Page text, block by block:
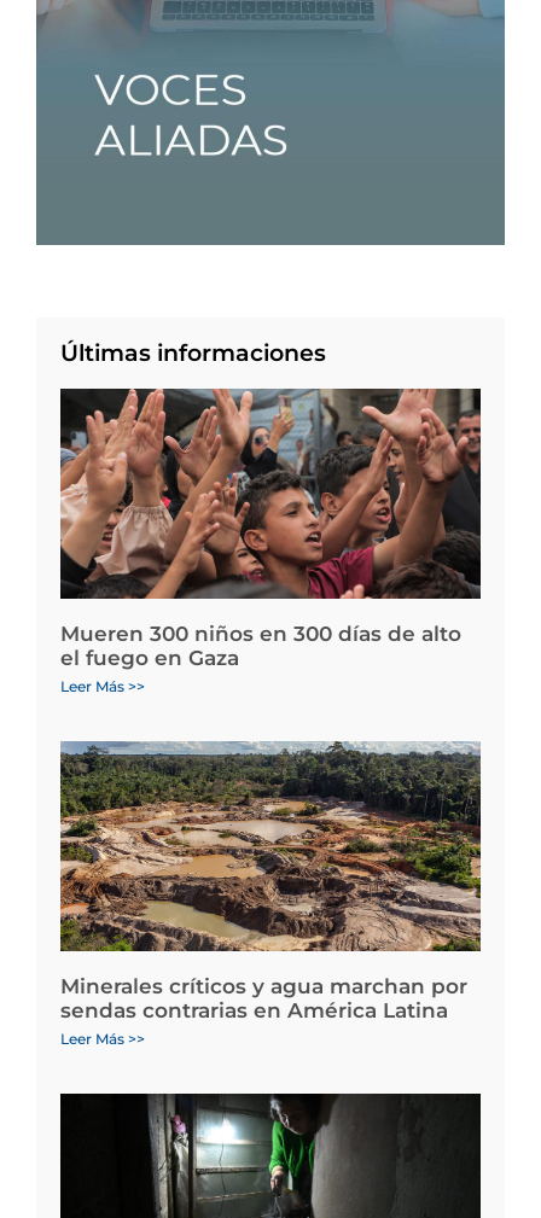
Últimas informaciones
Mueren 300 niños en 300 días de alto
el fuego en Gaza
Leer Más >>
Minerales críticos y agua marchan por
sendas contrarias en América Latina
Leer Más >>